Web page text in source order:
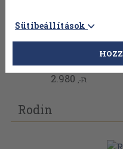
Vissza az előző oldalra
2.980 ,-Ft
Rodin
Sütibeállítások